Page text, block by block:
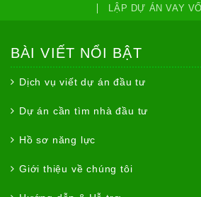
LẬP DỰ ÁN VAY
BÀI VIẾT NỔI BẬT
Dịch vụ viết dự án đầu tư
Dự án cần tìm nhà đầu tư
Hồ sơ năng lực
Giới thiệu về chúng tôi